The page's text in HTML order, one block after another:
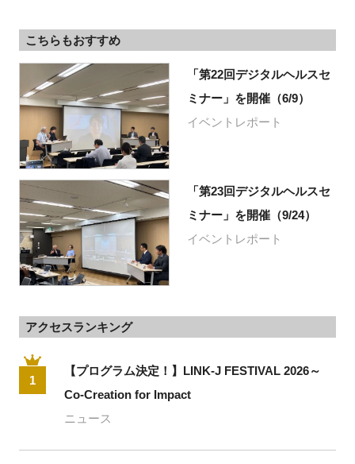
こちらもおすすめ
「第22回デジタルヘルスセ
ミナー」を開催（6/9）
イベントレポート
「第23回デジタルヘルスセ
ミナー」を開催（9/24）
イベントレポート
アクセスランキング
1
【プログラム決定！】LINK-J FESTIVAL 2026～
Co-Creation for Impact
ニュース